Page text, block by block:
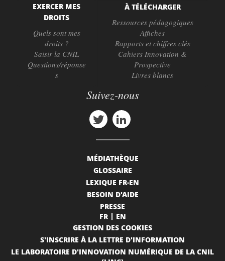
EXERCER MES
DROITS
Quels sont mes
droits ?
Saisir la CNIL
Questions/réponse
s
À TÉLÉCHARGER
Ressources pédagogiques
Affiches
Rapports et chiffres clés
Cahiers Innovation &
Prospective
Livres blancs
Suivez-nous
MÉDIATHÈQUE
GLOSSAIRE
LEXIQUE FR-EN
BESOIN D'AIDE
PRESSE
FR
EN
GESTION DES COOKIES
S'INSCRIRE À LA LETTRE D'INFORMATION
LE LABORATOIRE D'INNOVATION NUMÉRIQUE DE LA CNIL